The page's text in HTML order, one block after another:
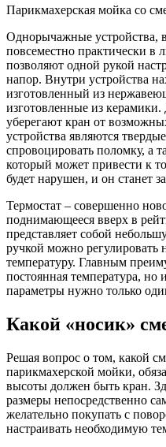
Парикмахерская мойка со
Однорычажные устройства,
повсеместно практически в
позволяют одной рукой
напор. Внутри устройства
изготовленный из
изготовленные из
уберегают кран от
устройства являются
спровоцировать поломку, а
который может привести к
будет нарушен, и он станет
Термостат – совершенно
поднимающееся вверх в
представляет собой
ручкой можно регулировать
температуру. Главным
постоянная температура, но
параметры нужно только
Какой «носик»
Решая вопрос о том, какой
парикмахерской мойки,
высоты должен быть кран.
размеры непосредственно
желательно покупать с
настраивать необходимую